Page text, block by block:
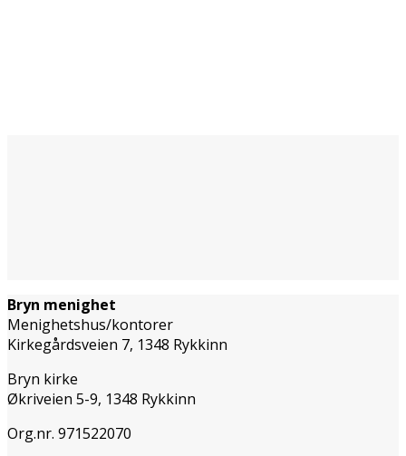
Bryn menighet
Menighetshus/kontorer
Kirkegårdsveien 7, 1348 Rykkinn
Bryn kirke
Økriveien 5-9, 1348 Rykkinn
Org.nr. 971522070